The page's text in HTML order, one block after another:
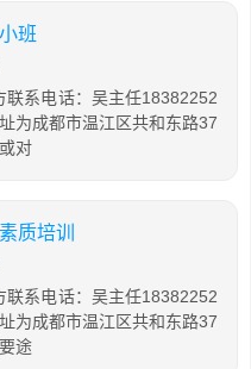
班
系电话：吴主任18382252
为成都市温江区共和东路37
对
质培训
系电话：吴主任18382252
为成都市温江区共和东路37
途